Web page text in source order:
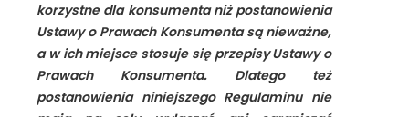
korzystne dla konsumenta niż postanowienia
Ustawy o Prawach Konsumenta są nieważne,
a w ich miejsce stosuje się przepisy Ustawy o
Prawach Konsumenta. Dlatego też
postanowienia niniejszego Regulaminu nie